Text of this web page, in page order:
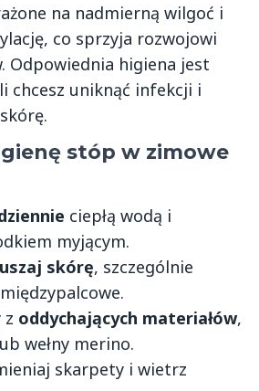
na nadmierną wilgoć i
co sprzyja rozwojowi
Odpowiednia higiena jest
chcesz uniknąć infekcji i
stóp w zimowe
ciepłą wodą i
myjącym.
skórę, szczególnie
z oddychających materiałów,
wełny merino.
skarpety i wietrz